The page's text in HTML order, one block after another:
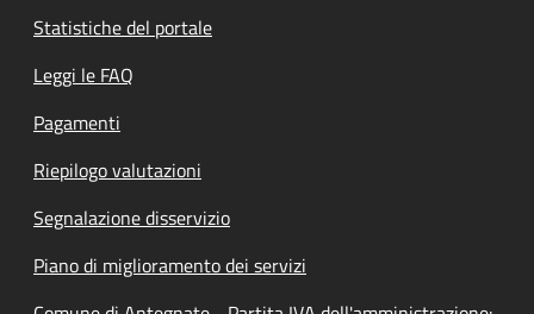
Statistiche del portale
Leggi le FAQ
Pagamenti
Riepilogo valutazioni
Segnalazione disservizio
Piano di miglioramento dei servizi